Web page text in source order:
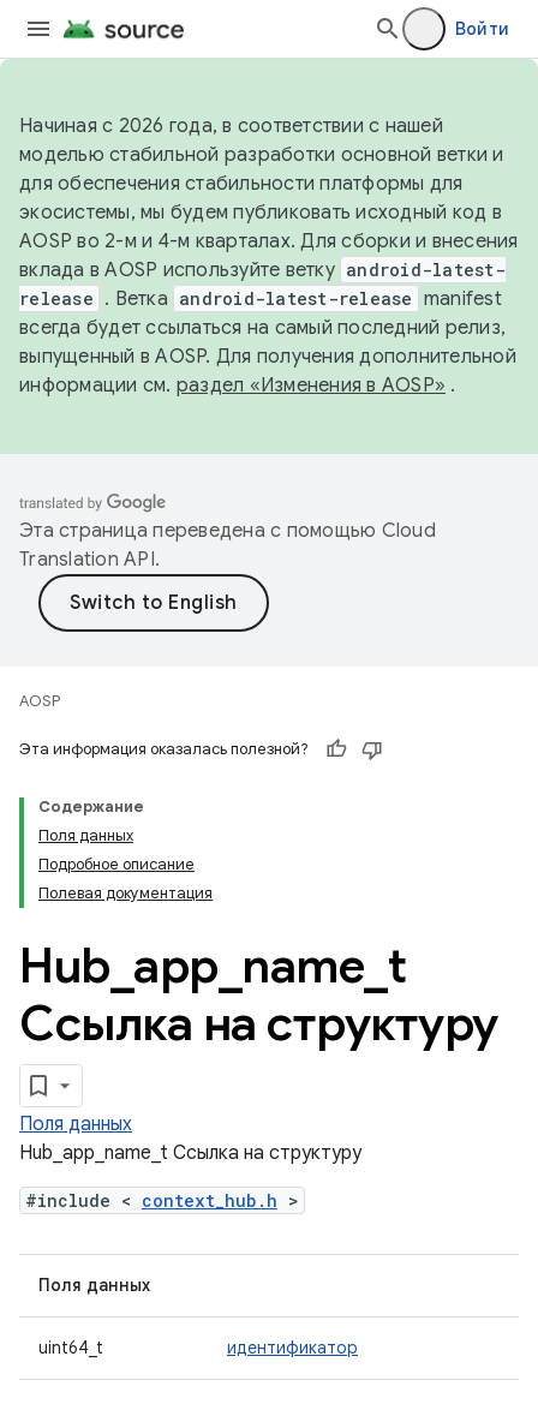
Войти
Начиная с 2026 года, в соответствии с нашей
моделью стабильной разработки основной ветки и
для обеспечения стабильности платформы для
экосистемы, мы будем публиковать исходный код в
AOSP во 2-м и 4-м кварталах. Для сборки и внесения
вклада в AOSP используйте ветку android-latest-
release . Ветка android-latest-release manifest
всегда будет ссылаться на самый последний релиз,
выпущенный в AOSP. Для получения дополнительной
информации см. раздел «Изменения в AOSP» .
Эта страница переведена с помощью Cloud
Translation API.
AOSP
Эта информация оказалась полезной?
Содержание
Поля данных
Подробное описание
Полевая документация
Hub app name t
Ссылка на структуру
Поля данных
Hub_app_name_t Ссылка на структуру
#include < context_hub.h >
Поля данных
uint64_t идентификатор